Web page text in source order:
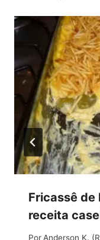
Fricassê de
receita
Por Anderson K.